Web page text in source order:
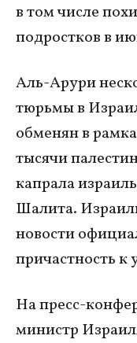
в том числе
подростков в
Аль-Арури
тюрьмы в
обменян в
тысячи
капрала
Шалита.
новости
причастность к
На пресс-
министр